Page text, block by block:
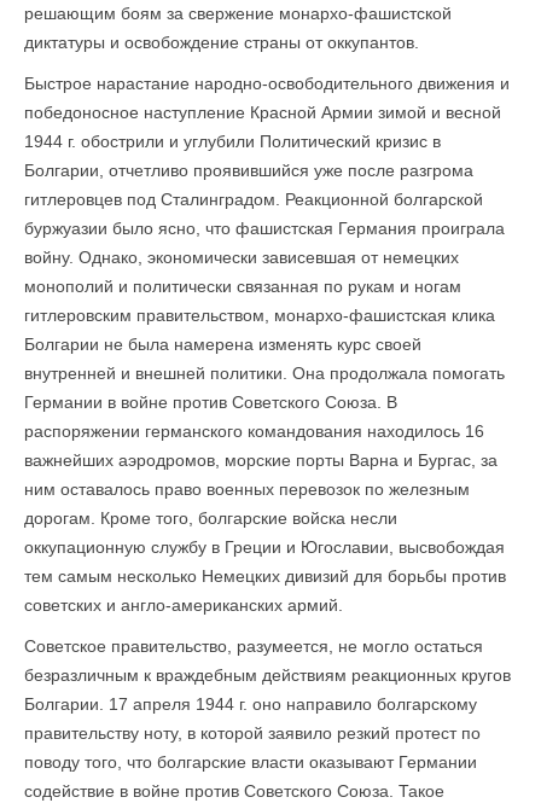
решающим боям за свержение монархо-фашистской
диктатуры и освобождение страны от оккупантов.
Быстрое нарастание народно-освободительного движения и
победоносное наступление Красной Армии зимой и весной
1944 г. обострили и углубили Политический кризис в
Болгарии, отчетливо проявившийся уже после разгрома
гитлеровцев под Сталинградом. Реакционной болгарской
буржуазии было ясно, что фашистская Германия проиграла
войну. Однако, экономически зависевшая от немецких
монополий и политически связанная по рукам и ногам
гитлеровским правительством, монархо-фашистская клика
Болгарии не была намерена изменять курс своей
внутренней и внешней политики. Она продолжала помогать
Германии в войне против Советского Союза. В
распоряжении германского командования находилось 16
важнейших аэродромов, морские порты Варна и Бургас, за
ним оставалось право военных перевозок по железным
дорогам. Кроме того, болгарские войска несли
оккупационную службу в Греции и Югославии, высвобождая
тем самым несколько Немецких дивизий для борьбы против
советских и англо-американских армий.
Советское правительство, разумеется, не могло остаться
безразличным к враждебным действиям реакционных кругов
Болгарии. 17 апреля 1944 г. оно направило болгарскому
правительству ноту, в которой заявило резкий протест по
поводу того, что болгарские власти оказывают Германии
содействие в войне против Советского Союза. Такое